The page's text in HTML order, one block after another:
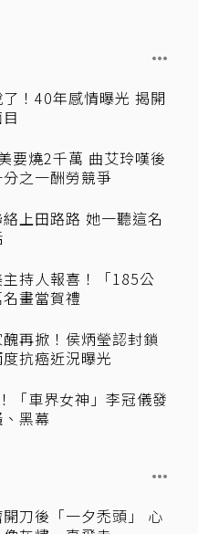
！40年感情曝光 揭開
要燒2千萬 曲艾玲嘆後
之一酬勞競爭
上田路路 她一聽這名
主持人報喜！「185公
畫當賀禮
再掀！侯炳瑩認封鎖
抗癌近況曝光
「車界女神」李冠儀發
黑幕
刀後「一夕禿頭」 心